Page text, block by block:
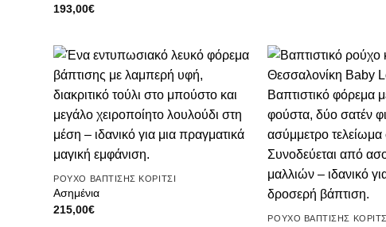
193,00€
Πρόσθήκη
στην λίστα
επιθυμιών
ΡΟΥΧΟ ΒΑΠΤΙΣΗΣ ΚΟΡΙΤΣΙ
Ασημένια
215,00€
ΡΟΥΧΟ ΒΑΠΤΙΣΗΣ